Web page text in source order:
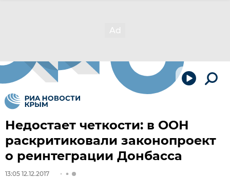
Недостает четкости: в ООН
раскритиковали законопроект
о реинтеграции Донбасса
13:05 12.12.2017